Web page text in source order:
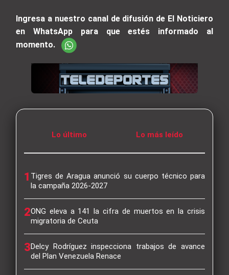
Ingresa a nuestro canal de difusión de El Noticiero
en WhatsApp para que estés informado al
momento.
Lo último Lo más leído
1 Tigres de Aragua anunció su cuerpo técnico para
la campaña 2026-2027
2ONG eleva a 141 la cifra de muertos en la crisis
migratoria de Ceuta
3Delcy Rodríguez inspecciona trabajos de avance
del Plan Venezuela Renace